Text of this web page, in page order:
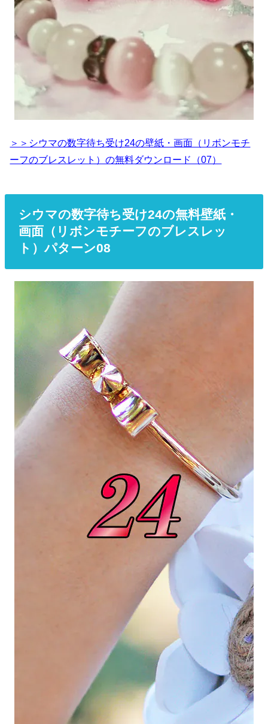
＞＞シウマの数字待ち受け24の壁紙・画面（リボンモチ
ーフのブレスレット）の無料ダウンロード（07）
シウマの数字待ち受け24の無料壁紙・
画面（リボンモチーフのブレスレッ
ト）パターン08